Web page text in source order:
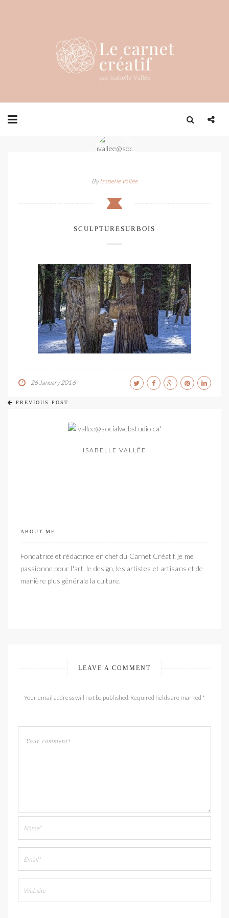
ByIsabelle Vallée
SCULPTURESURBOIS
26 January 2016
PREVIOUS POST
ISABELLE VALLÉE
ABOUT ME
Fondatrice et rédactrice en chef du Carnet Créatif, je me
passionne pour l'art, le design, les artistes et artisans et de
manière plus générale la culture.
LEAVE A COMMENT
Your email address will not be published. Required fields are marked *